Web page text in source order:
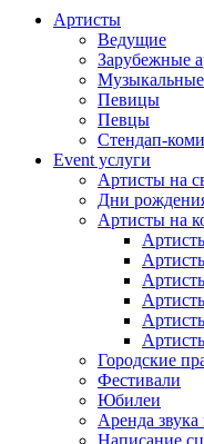
Артисты
Ведущие
Зарубежные
Певицы
Певцы
Стендап-
Event услуги
Артисты на
Дни
Артисты на
Городские
Фестивали
Юбилеи
Аренда звука
Написание